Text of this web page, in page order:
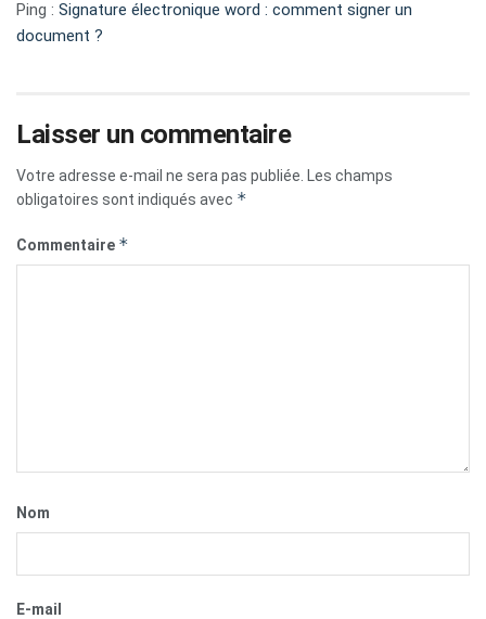
Ping : Signature électronique word : comment signer un
document ?
Laisser un commentaire
Votre adresse e-mail ne sera pas publiée. Les champs
obligatoires sont indiqués avec *
Commentaire *
Nom
E-mail